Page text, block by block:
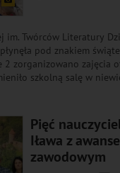
im. Twórców Literatury
pod znakiem
2 zorganizowano zajęcia
szkolną salę w
Pięć
Iława z
zawodowym